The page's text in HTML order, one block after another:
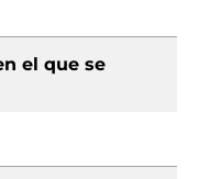
el que se